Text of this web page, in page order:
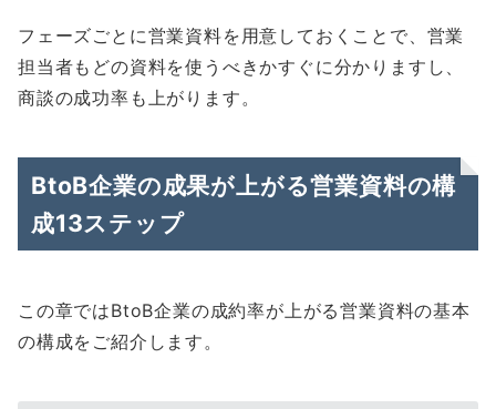
フェーズごとに営業資料を用意しておくことで、営業
担当者もどの資料を使うべきかすぐに分かりますし、
商談の成功率も上がります。
BtoB企業の成果が上がる営業資料の構
成13ステップ
この章ではBtoB企業の成約率が上がる営業資料の基本
の構成をご紹介します。